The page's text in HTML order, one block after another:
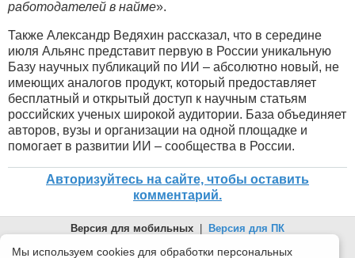
работодателей в найме».
Также Александр Ведяхин рассказал, что в середине
июля Альянс представит первую в России уникальную
Базу научных публикаций по ИИ – абсолютно новый, не
имеющих аналогов продукт, который предоставляет
бесплатный и открытый доступ к научным статьям
российских ученых широкой аудитории. База объединяет
авторов, вузы и организации на одной площадке и
помогает в развитии ИИ – сообщества в России.
Авторизуйтесь на сайте, чтобы оставить
комментарий.
Версия для мобильных | Версия для ПК
© 2026 Беломорканал Северодвинск tv29.ru
Мы используем cookies для обработки персональных